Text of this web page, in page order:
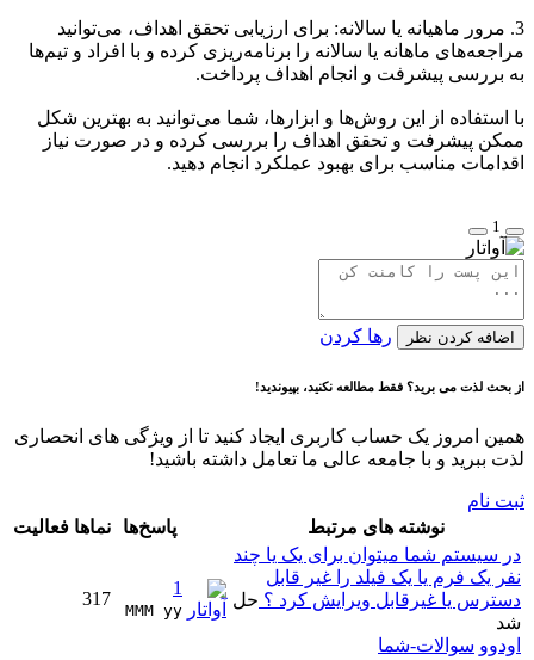
3. مرور ماهیانه یا سالانه: برای ارزیابی تحقق اهداف، می‌توانید
مراجعه‌های ماهانه یا سالانه را برنامه‌ریزی کرده و با افراد و تیم‌ها
به بررسی پیشرفت و انجام اهداف پرداخت.
با استفاده از این روش‌ها و ابزارها، شما می‌توانید به بهترین شکل
ممکن پیشرفت و تحقق اهداف را بررسی کرده و در صورت نیاز
اقدامات مناسب برای بهبود عملکرد انجام دهید.
1
اضافه کردن نظر رها کردن
از بحث لذت می برید؟ فقط مطالعه نکنید، بپیوندید!
همین امروز یک حساب کاربری ایجاد کنید تا از ویژگی های انحصاری
لذت ببرید و با جامعه عالی ما تعامل داشته باشید!
ثبت نام
نوشته های مرتبط
پاسخ‌ها نماها فعالیت
در سیستم شما میتوان برای یک یا چند
نفر یک فرم یا یک فیلد را غیر قابل
دسترس یا غیرقابل ویرایش کرد ؟ حل
شد
اودوو سوالات-شما
1
MMM yy
317